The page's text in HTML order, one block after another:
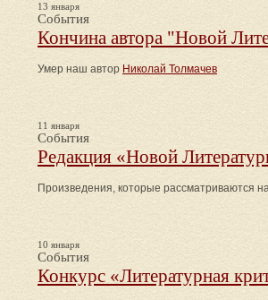
13 января
События
Кончина автора "Новой
Умер наш автор Николай Толмачев
11 января
События
Редакция «Новой
Произведения, которые рассматриваются
10 января
События
Конкурс «Литературная